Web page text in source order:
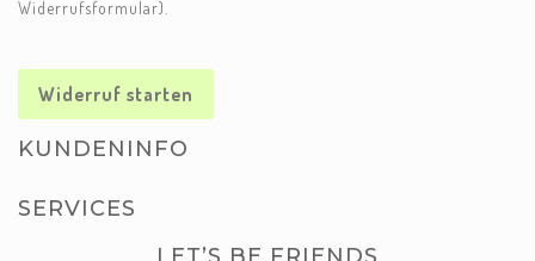
Widerrufsformular).
Widerruf starten
KUNDENINFO
SERVICES
LET’S BE FRIENDS